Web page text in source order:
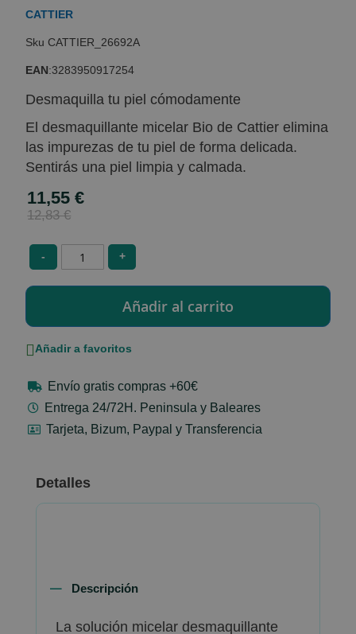
the
gallery
CATTIER
CATTIER_26692A
EAN:3283950917254
Desmaquilla tu piel cómodamente
El desmaquillante micelar Bio de Cattier elimina
las impurezas de tu piel de forma delicada.
Sentirás una piel limpia y calmada.
Special
Price
11,55 €
12,83 €
- +
Añadir a favoritos
Envío gratis compras +60€
Entrega 24/72H. Peninsula y Baleares
Tarjeta, Bizum, Paypal y Transferencia
Detalles
Descripción
La solución micelar desmaquillante